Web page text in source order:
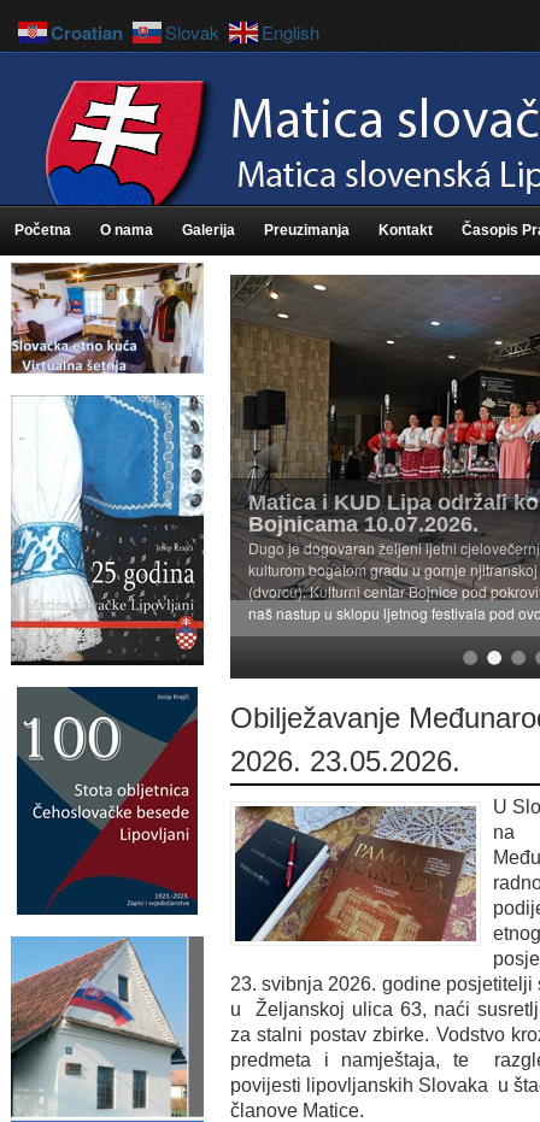
Početna O nama Galerija Preuzimanja Kontakt Časopis
Matica i KUD Lipa održali
Bojnicama 10.07.2026.
Dugo je dogovaran željeni ljetni
kulturom bogatom gradu u gornje
(dvorcu). Kulturni centar Bojnice pod
naš nastup u sklopu ljetnog festivala pod
Obilježavanje
2026. 23.05.2026.
U
na
23. svibnja 2026. godine
u Željanskoj ulica 63, naći
za stalni postav zbirke. Vodstvo
predmeta i namještaja, te
povijesti lipovljanskih Slovaka u
članove Matice.
Croatian Slovak English